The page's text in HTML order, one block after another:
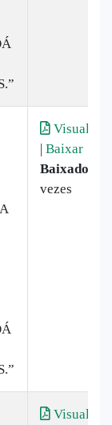
Visualizar
| Baixar
Baixado:
vezes
Visualizar